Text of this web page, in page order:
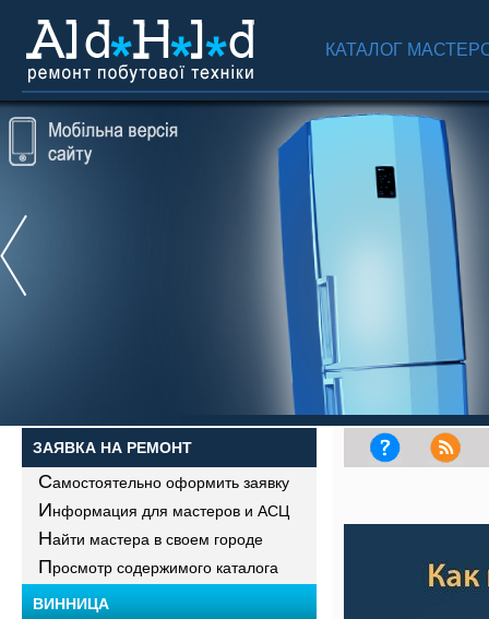
КАТАЛОГ
ЗАЯВКА НА РЕМОНТ
Самостоятельно оформить заявку
Информация для мастеров и АСЦ
Найти мастера в своем городе
Просмотр содержимого каталога
ВИННИЦА